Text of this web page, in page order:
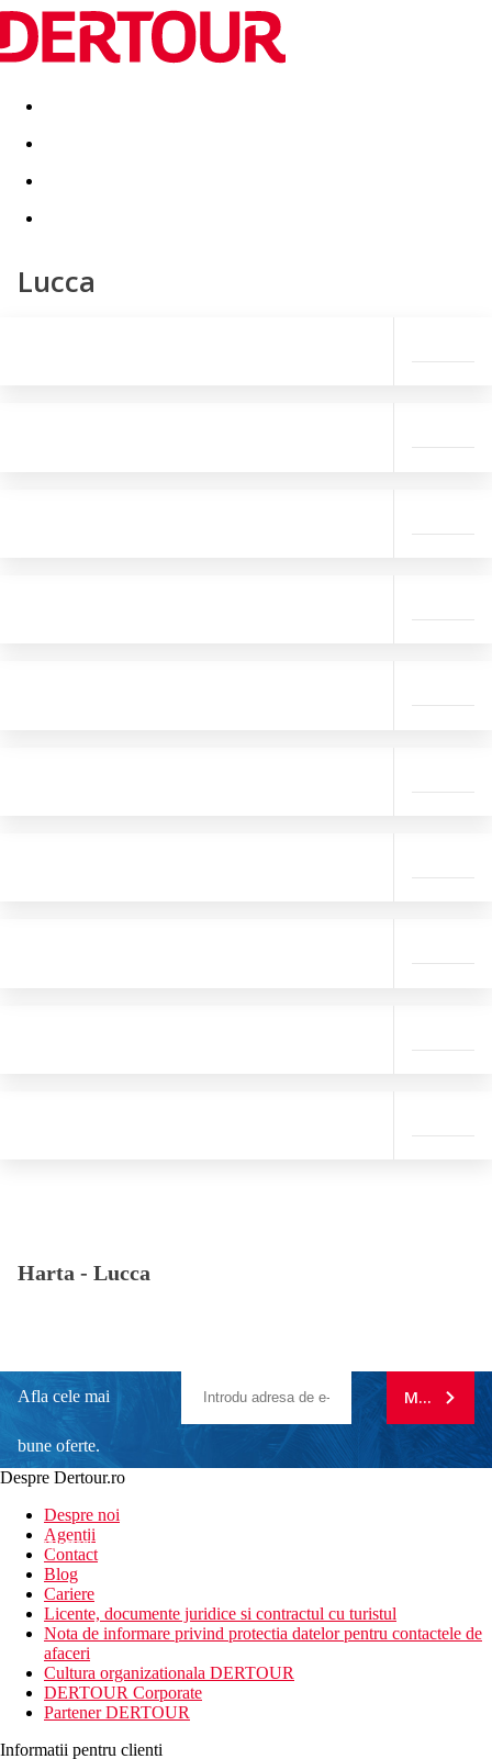
Destinatii Vacanta perfecta OFERTE DE NERATAT
Lucca
Harta - Lucca
Afla cele mai
bune oferte.
newsletter!
MA
Despre Dertour.ro
Despre noi
Agentii
Contact
Blog
Cariere
Licente, documente juridice si contractul cu turistul
Nota de informare privind protectia datelor pentru contactele de
afaceri
Cultura organizationala DERTOUR
DERTOUR Corporate
Partener DERTOUR
Informatii pentru clienti